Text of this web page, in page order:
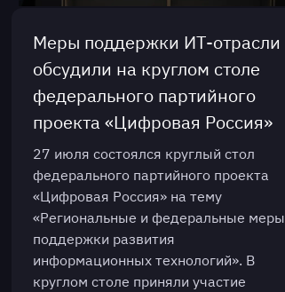
Меры поддержки ИТ-отрасли
обсудили на круглом столе
федерального партийного
проекта «Цифровая Россия»
27 июля состоялся круглый стол
федерального партийного проекта
«Цифровая Россия» на тему
«Региональные и федеральные меры
поддержки развития
информационных технологий». В
круглом столе приняли участие